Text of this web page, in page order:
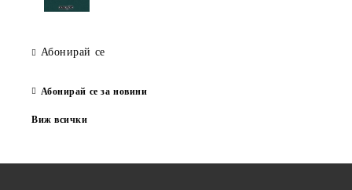
Абонирай се
Абонирай се за новини
Виж всички